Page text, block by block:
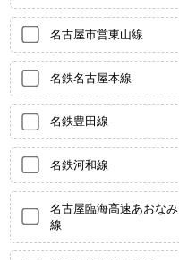
名古屋市営東山線
名鉄名古屋本線
名鉄豊田線
名鉄河和線
名古屋臨海高速あおなみ
線